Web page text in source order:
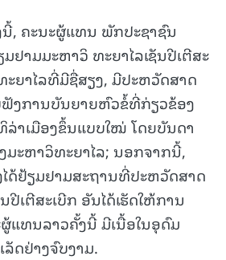
, ຄະນະຜູ້ແທນ ພັກປະຊາຊົນ
ຢາມມະຫາວິ ທະຍາໄລເຊັນປີເຕີສະ
ະຍາໄລທີ່ມີຊື່ສຽງ, ມີປະຫວັດສາດ
ຟັງການບັນຍາຍຫົວຂໍ້ທີ່ກ່ຽວຂ້ອງ
າເມືອງຂຶ້ນແບບໃໝ່ ໂດຍບັນດາ
ມະຫາວິທະຍາໄລ; ນອກຈາກນີ້,
ດ້ຢ້ຽມຢາມສະຖານທີ່ປະຫວັດສາດ
ປີເຕີສະເບີກ ອັນໄດ້ເຮັດໃຫ້ການ
ແທນລາວຄັ້ງນີ້ ມີເນື້ອໃນອຸດົມ
ດຢ່າງຈົບງາມ.